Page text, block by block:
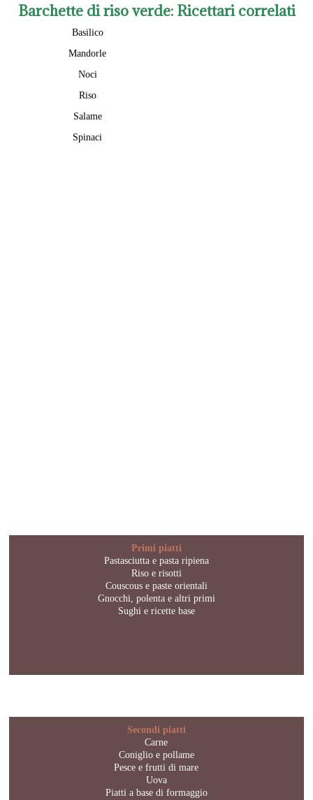
Barchette di riso verde: Ricettari correlati
Basilico
Mandorle
Noci
Riso
Salame
Spinaci
Primi piatti
Pastasciutta e pasta ripiena
Riso e risotti
Couscous e paste orientali
Gnocchi, polenta e altri primi
Sughi e ricette base
Secondi piatti
Carne
Coniglio e pollame
Pesce e frutti di mare
Uova
Piatti a base di formaggio